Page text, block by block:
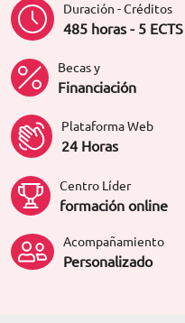
Duración - Créditos
485 horas - 5 ECTS
Becas y
Financiación
Plataforma Web
24 Horas
Centro Líder
formación online
Acompañamiento
Personalizado